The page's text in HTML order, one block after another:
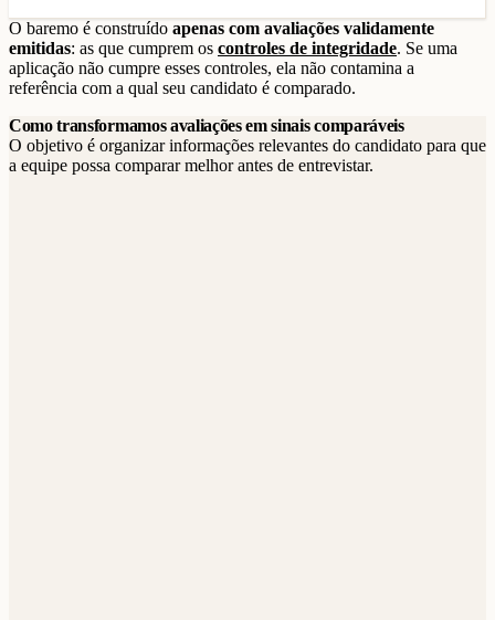
O baremo é construído apenas com avaliações validamente
emitidas: as que cumprem os controles de integridade. Se uma
aplicação não cumpre esses controles, ela não contamina a
referência com a qual seu candidato é comparado.
Como transformamos avaliações em sinais comparáveis
O objetivo é organizar informações relevantes do candidato para que
a equipe possa comparar melhor antes de entrevistar.